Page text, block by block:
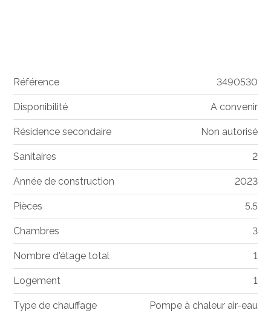
Référence 3490530
Disponibilité A convenir
Résidence secondaire Non autorisé
Sanitaires 2
Année de construction 2023
Pièces 5.5
Chambres 3
Nombre d'étage total 1
Logement 1
Type de chauffage Pompe à chaleur air-eau